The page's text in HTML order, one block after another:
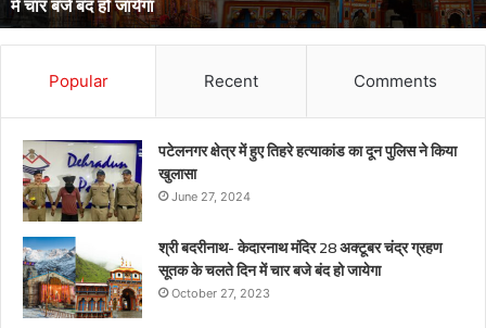
Popular Recent Comments
पटेलनगर क्षेत्र में हुए तिहरे हत्याकांड का दून पुलिस ने किया
खुलासा
June 27, 2024
श्री बदरीनाथ- केदारनाथ मंदिर 28 अक्टूबर चंद्र ग्रहण
सूतक के चलते दिन में चार बजे बंद हो जायेगा
October 27, 2023